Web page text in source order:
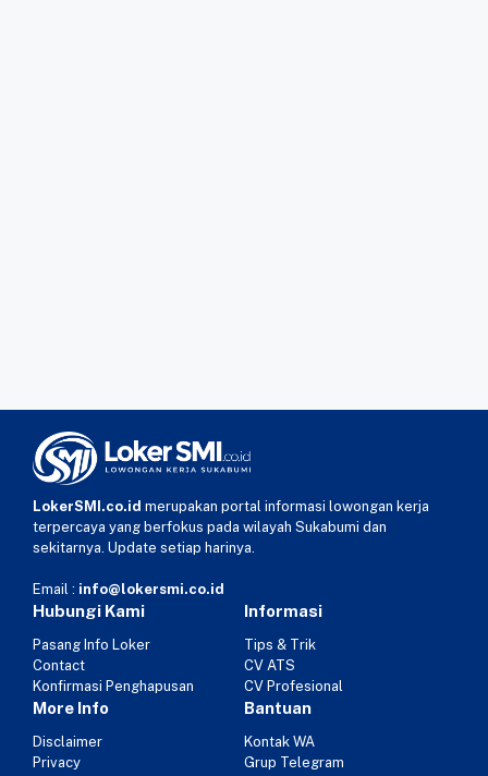
LokerSMI.co.id merupakan portal informasi lowongan kerja
terpercaya yang berfokus pada wilayah Sukabumi dan
sekitarnya. Update setiap harinya.
Email : info@lokersmi.co.id
Hubungi Kami
Pasang Info Loker
Contact
Konfirmasi Penghapusan
Informasi
Tips & Trik
CV ATS
CV Profesional
More Info
Disclaimer
Privacy
Bantuan
Kontak WA
Grup Telegram